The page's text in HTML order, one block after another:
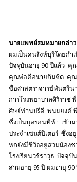
นายแพทย์สมหมายกล่าว
ผมเป็นคนสิงห์บุรีโดยกำ
ปัจจุบันอายุ 90 ปีแล้ว คุ
คุณพ่อคือนายกิมซิด คุณ
ชื่อศาสตราจารย์พันตรีน
การโรงพยาบาลศิริราช
ศิษย์ท่านปรีดี พนมยงค์
ซึ่งเป็นบุตรคนที่ห้า เข้าม
ประจำเซนต์ปีเตอร์ ซึ่งอ
หกยังมีชีวิตอยู่ส่วนน้องช
โรงเรียนวชิราวุธ ปัจจุ
สามอายุ 95 ปี ผมอายุ